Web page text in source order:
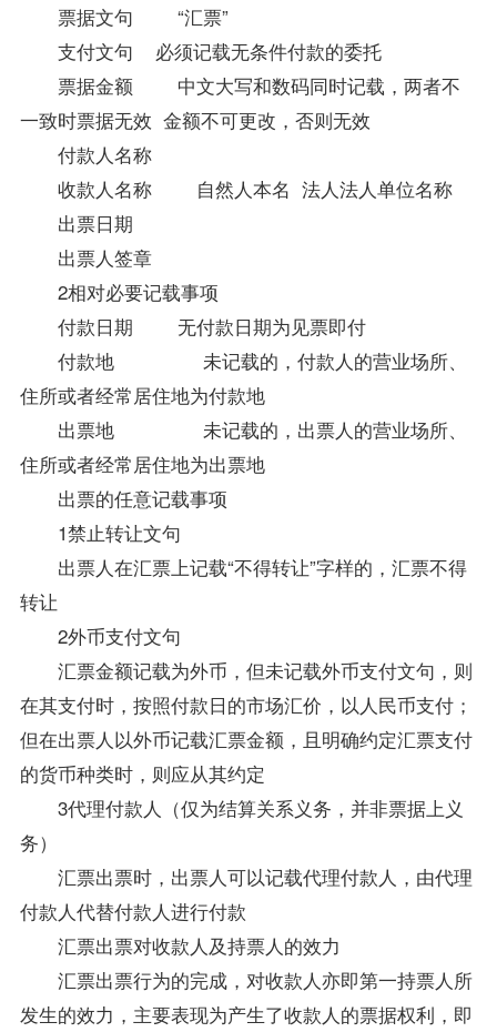
票据文句 “汇票”
支付文句 必须记载无条件付款的委托
票据金额 中文大写和数码同时记载，两者不
一致时票据无效 金额不可更改，否则无效
付款人名称
收款人名称 自然人本名 法人法人单位名称
出票日期
出票人签章
2相对必要记载事项
付款日期 无付款日期为见票即付
付款地 未记载的，付款人的营业场所、
住所或者经常居住地为付款地
出票地 未记载的，出票人的营业场所、
住所或者经常居住地为出票地
出票的任意记载事项
1禁止转让文句
出票人在汇票上记载“不得转让”字样的，汇票不得
转让
2外币支付文句
汇票金额记载为外币，但未记载外币支付文句，则
在其支付时，按照付款日的市场汇价，以人民币支付；
但在出票人以外币记载汇票金额，且明确约定汇票支付
的货币种类时，则应从其约定
3代理付款人（仅为结算关系义务，并非票据上义
务）
汇票出票时，出票人可以记载代理付款人，由代理
付款人代替付款人进行付款
汇票出票对收款人及持票人的效力
汇票出票行为的完成，对收款人亦即第一持票人所
发生的效力，主要表现为产生了收款人的票据权利，即